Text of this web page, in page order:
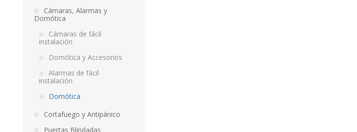
Cámaras, Alarmas y
Domótica
Cámaras de fácil
instalación
Domótica y Accesorios
Alarmas de fácil
instalación
Domótica
Cortafuego y Antipánico
Puertas Blindadas